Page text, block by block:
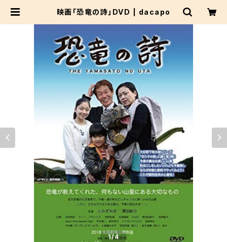
映画「恐竜の詩」DVD | dacapo
1/4